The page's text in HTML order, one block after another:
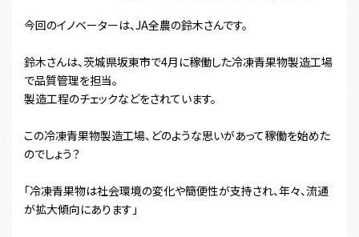
今回のイノベーターは、JA全農の鈴木さんです。
鈴木さんは、茨城県坂東市で4月に稼働した冷凍青果物製造工場
で品質管理を担当。
製造工程のチェックなどをされています。
この冷凍青果物製造工場、どのような思いがあって稼働を始めた
のでしょう？
「冷凍青果物は社会環境の変化や簡便性が支持され、年々、流通
が拡大傾向にあります」